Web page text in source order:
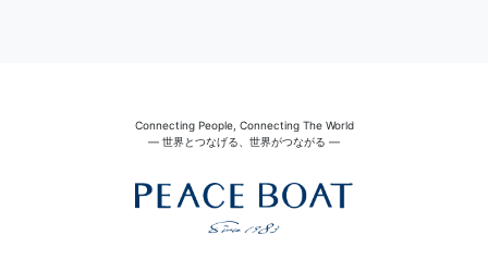
Connecting People, Connecting The World
― 世界とつなげる、世界がつながる ―